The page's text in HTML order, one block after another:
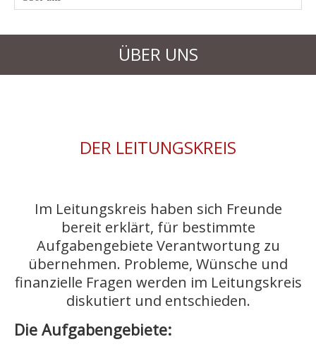
ÜBER UNS
DER LEITUNGSKREIS
Im Leitungskreis haben sich Freunde
bereit erklärt, für bestimmte
Aufgabengebiete Verantwortung zu
übernehmen. Probleme, Wünsche und
finanzielle Fragen werden im Leitungskreis
diskutiert und entschieden.
Die Aufgabengebiete: